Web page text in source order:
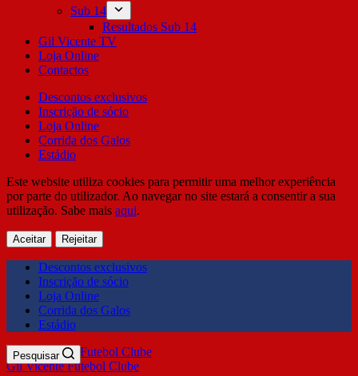
Sub 14
Resultados Sub 14
Gil Vicente TV
Loja Online
Contactos
Descontos exclusivos
Inscrição de sócio
Loja Online
Corrida dos Galos
Estádio
Este website utiliza cookies para permitir uma melhor experiência
por parte do utilizador. Ao navegar no site estará a consentir a sua
utilização. Sabe mais aqui.
Aceitar Rejeitar
Descontos exclusivos
Inscrição de sócio
Loja Online
Corrida dos Galos
Estádio
Gil Vicente Futebol Clube
Pesquisar